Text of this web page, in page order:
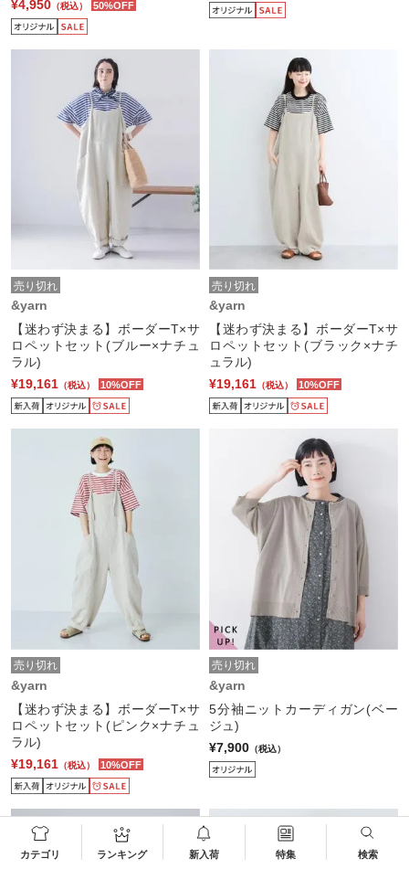
カテゴリ ランキング 新入荷 特集 検索
¥4,950 （税込） 50%OFF
売り切れ
&yarn
【迷わず決まる】ボーダーT×サ
ロペットセット(ブルー×ナチュ
ラル)
¥19,161 （税込） 10%OFF
売り切れ
&yarn
【迷わず決まる】ボーダーT×サ
ロペットセット(ブラック×ナチ
ュラル)
¥19,161 （税込） 10%OFF
売り切れ
&yarn
【迷わず決まる】ボーダーT×サ
ロペットセット(ピンク×ナチュ
ラル)
¥19,161 （税込） 10%OFF
売り切れ
&yarn
5分袖ニットカーディガン(ベー
ジュ)
¥7,900 （税込）